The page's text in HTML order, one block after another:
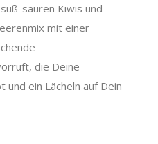
sauren Kiwis und
mit einer
die Deine
und ein Lächeln auf Dein